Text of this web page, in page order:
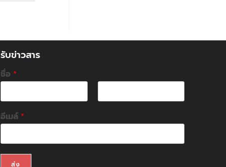
รับข่าวสาร
ชื่อ *
F
i
r
L
อีเมล์ *
ส่ง